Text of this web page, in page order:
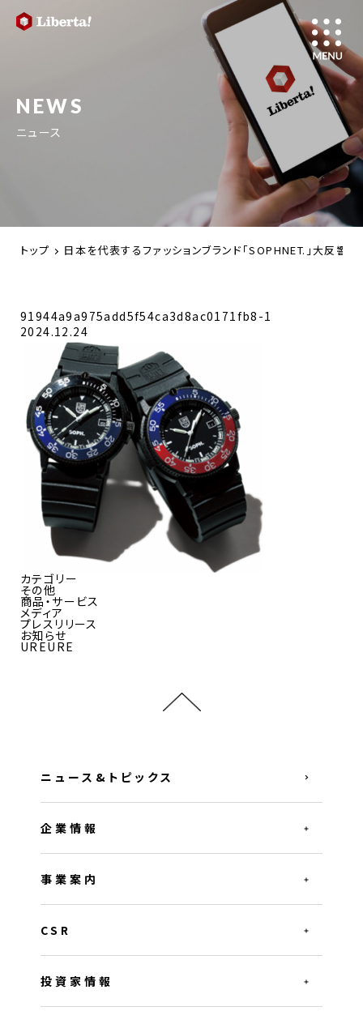
NEWS
ニュース
トップ 日本を代表するファッションブランド「SOPHNET.」大反響
91944a9a975add5f54ca3d8ac0171fb8-1
2024.12.24
カテゴリー
その他
商品・サービス
メディア
プレスリリース
お知らせ
UREURE
ニュース&トピックス
企業情報
事業案内
CSR
投資家情報